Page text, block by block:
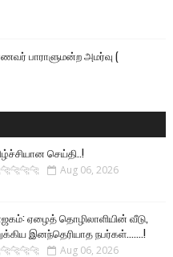
பாராளுமன்ற அமர்வு (
செய்தி..!
Aug 06, 2026
ஏழைத் தொழிலாளியின் வீடு,
இனந்தெரியாத நபர்கள்.......!
Aug 06, 2026